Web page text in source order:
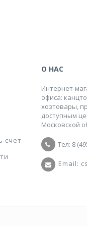
счет
О НАС
Интернет-
офиса:
хозтовары,
доступным
Московской
Тел: 8
Email: